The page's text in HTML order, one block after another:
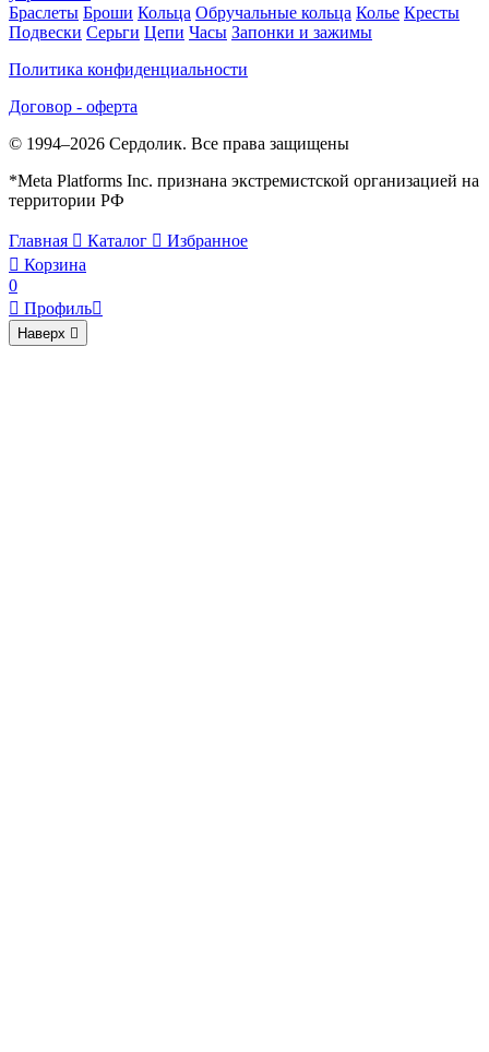
Браслеты Броши Кольца Обручальные кольца Колье Кресты
Подвески Серьги Цепи Часы Запонки и зажимы
Политика конфиденциальности
Договор - оферта
© 1994–2026 Сердолик. Все права защищены
*Meta Platforms Inc. признана экстремистской организацией на
территории РФ
Главная  Каталог  Избранное
 Корзина
0
 Профиль
Наверх 